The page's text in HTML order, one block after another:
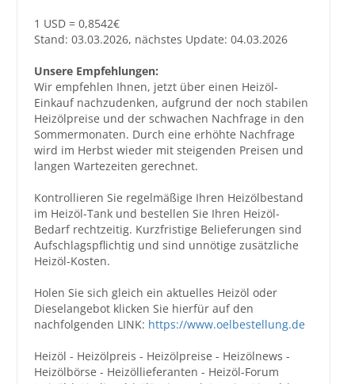
1 USD = 0,8542€
Stand: 03.03.2026, nächstes Update: 04.03.2026
Unsere Empfehlungen:
Wir empfehlen Ihnen, jetzt über einen Heizöl-
Einkauf nachzudenken, aufgrund der noch stabilen
Heizölpreise und der schwachen Nachfrage in den
Sommermonaten. Durch eine erhöhte Nachfrage
wird im Herbst wieder mit steigenden Preisen und
langen Wartezeiten gerechnet.
Kontrollieren Sie regelmäßige Ihren Heizölbestand
im Heizöl-Tank und bestellen Sie Ihren Heizöl-
Bedarf rechtzeitig. Kurzfristige Belieferungen sind
Aufschlagspflichtig und sind unnötige zusätzliche
Heizöl-Kosten.
Holen Sie sich gleich ein aktuelles Heizöl oder
Dieselangebot klicken Sie hierfür auf den
nachfolgenden LINK: https://www.oelbestellung.de
Heizöl - Heizölpreis - Heizölpreise - Heizölnews -
Heizölbörse - Heizöllieferanten - Heizöl-Forum